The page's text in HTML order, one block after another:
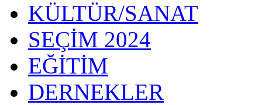
KÜLTÜR/SANAT
SEÇİM 2024
EĞİTİM
DERNEKLER